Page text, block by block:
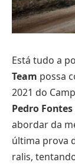
Está tudo a
Team possa
2021 do
Pedro Fontes
abordar da
última prova
ralis,